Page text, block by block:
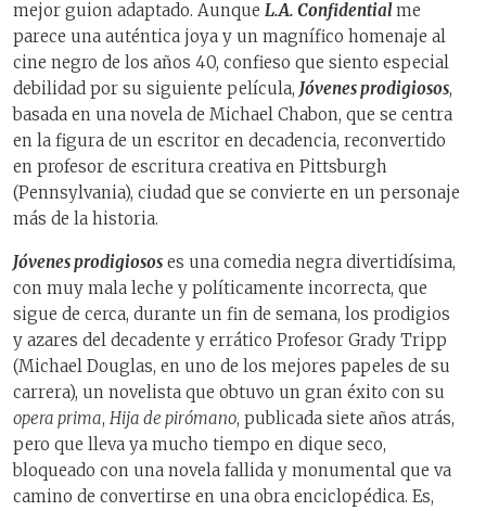
mejor guion adaptado. Aunque L.A. Confidentialme
parece una auténtica joya y un magnífico homenaje al
cine negro de los años 40, confieso que siento especial
debilidad por su siguiente película, Jóvenes prodigiosos,
basada en una novela de Michael Chabon, que se centra
en la figura de un escritor en decadencia, reconvertido
en profesor de escritura creativa en Pittsburgh
(Pennsylvania), ciudad que se convierte en un personaje
más de la historia.
Jóvenes prodigiosos es una comedia negra divertidísima,
con muy mala leche y políticamente incorrecta, que
sigue de cerca, durante un fin de semana, los prodigios
y azares del decadente y errático Profesor Grady Tripp
(Michael Douglas, en uno de los mejores papeles de su
carrera), un novelista que obtuvo un gran éxito con su
opera prima, Hija de pirómano, publicada siete años atrás,
pero que lleva ya mucho tiempo en dique seco,
bloqueado con una novela fallida y monumental que va
camino de convertirse en una obra enciclopédica. Es,